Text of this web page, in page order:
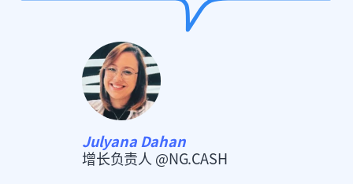
Julyana Dahan
增长负责人 @NG.CASH